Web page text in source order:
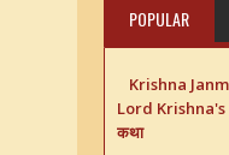
POPULAR
Krishna
Lord Krishna's
कथा